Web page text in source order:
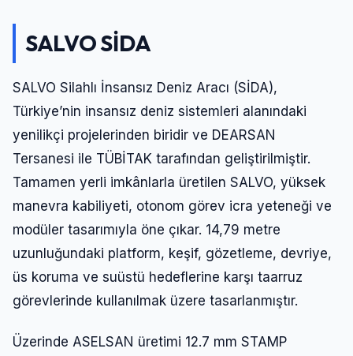
SALVO SİDA
SALVO Silahlı İnsansız Deniz Aracı (SİDA),
Türkiye’nin insansız deniz sistemleri alanındaki
yenilikçi projelerinden biridir ve DEARSAN
Tersanesi ile TÜBİTAK tarafından geliştirilmiştir.
Tamamen yerli imkânlarla üretilen SALVO, yüksek
manevra kabiliyeti, otonom görev icra yeteneği ve
modüler tasarımıyla öne çıkar. 14,79 metre
uzunluğundaki platform, keşif, gözetleme, devriye,
üs koruma ve suüstü hedeflerine karşı taarruz
görevlerinde kullanılmak üzere tasarlanmıştır.
Üzerinde ASELSAN üretimi 12.7 mm STAMP